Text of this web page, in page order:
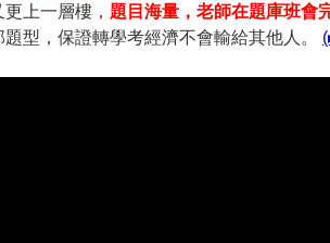
上一層樓， 題目海量，老師在題庫班會
題型，保證轉學考經濟不會輸給其他人。